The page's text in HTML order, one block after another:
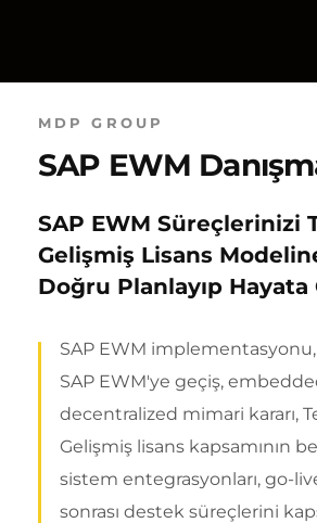
SAP EWM
SAP EWM Süreçlerinizi
Gelişmiş Lisans
Doğru Planlayıp
SAP EWM
SAP EWM'ye geçiş,
decentralized mimari kararı,
Gelişmiş lisans kapsamının
sistem entegrasyonları, go-
sonrası destek süreçlerini